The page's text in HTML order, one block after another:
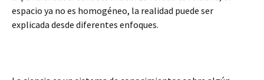
espacio ya no es homogéneo, la realidad puede ser
explicada desde diferentes enfoques.